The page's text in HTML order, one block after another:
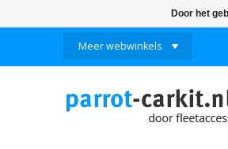
Meer webwinkels
Door het